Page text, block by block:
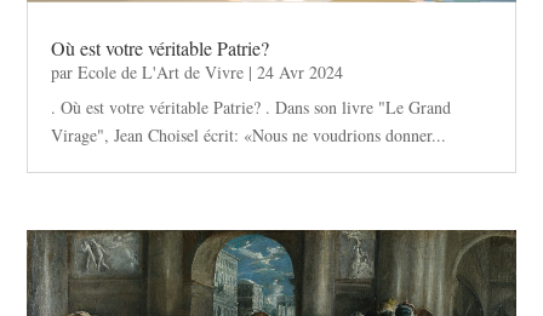
Où est votre véritable Patrie?
parEcole de L'Art de Vivre |24 Avr 2024
. Où est votre véritable Patrie? . Dans son livre "Le Grand
Virage", Jean Choisel écrit: «Nous ne voudrions donner...